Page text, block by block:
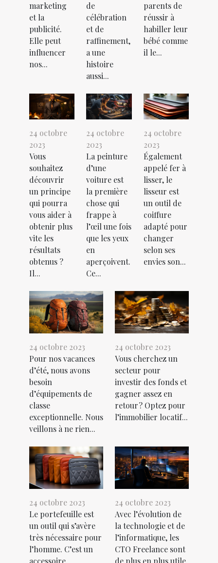
marketing
et la
publicité.
Elle peut
influencer
nos...
de
célébration
et de
raffinement,
a une
histoire
aussi...
parents de
réussir à
habiller leur
bébé comme
il le...
24 octobre
2023
Vous
souhaitez
découvrir
un principe
qui pourra
vous aider à
obtenir plus
vite les
résultats
obtenus ?
Il...
24 octobre
2023
La peinture
d’une
voiture est
la première
chose qui
frappe à
l’œil une fois
que les yeux
en
aperçoivent.
Ce...
24 octobre
2023
Également
appelé fer à
lisser, le
lisseur est
un outil de
coiffure
adapté pour
changer
selon ses
envies son...
24 octobre 2023
Pour nos vacances
d’été, nous avons
besoin
d’équipements de
classe
exceptionnelle. Nous
veillons à ne rien...
24 octobre 2023
Vous cherchez un
secteur pour
investir des fonds et
gagner assez en
retour ? Optez pour
l’immobilier locatif...
24 octobre 2023
Le portefeuille est
un outil qui s’avère
très nécessaire pour
l’homme. C’est un
accessoire
24 octobre 2023
Avec l’évolution de
la technologie et de
l’informatique, les
CTO Freelance sont
de plus en plus utile